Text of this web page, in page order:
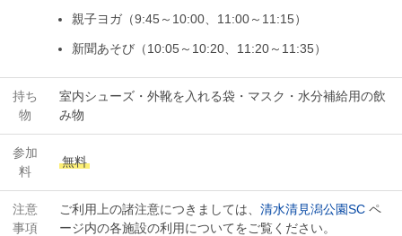
親子ヨガ（9:45～10:00、11:00～11:15）
新聞あそび（10:05～10:20、11:20～11:35）
持ち
物
室内シューズ・外靴を入れる袋・マスク・水分補給用の飲
み物
参加
料
無料
注意
事項
ご利用上の諸注意につきましては、 清水清見潟公園SC ペ
ージ内の各施設の利用についてをご覧ください。